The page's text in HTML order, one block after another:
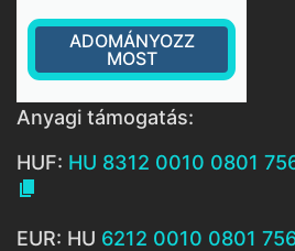
ADOMÁNYOZZ
MOST
Anyagi támogatás:
HUF: HU 8312 0010 0801

EUR: HU 6212 0010 0801